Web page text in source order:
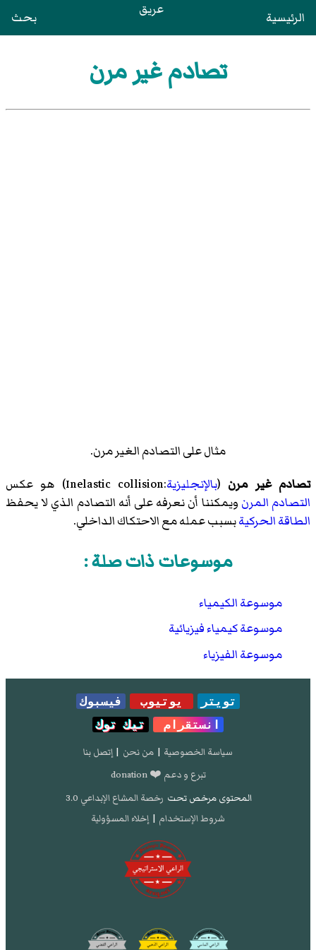
الرئيسية عريق بحث
تصادم غير مرن
مثال على التصادم الغير مرن.
تصادم غير مرن (بالإنجليزية:Inelastic collision) هو عكس
التصادم المرن ويمكننا أن نعرفه على أنه التصادم الذي لا يحفظ
الطاقة الحركيةبسبب عمله مع الاحتكاك الداخلي.
موسوعات ذات صلة :
موسوعة الكيمياء
موسوعة كيمياء فيزيائية
موسوعة الفيزياء
تويتر يوتيوب
فيسبوك
انستقرام
تيك توك
سياسة الخصوصية | من نحن | إتصل بنا
تبرع و دعم ❤️ donation
المحتوى مرخص تحت رخصة المشاع الإبداعي 3.0
شروط الإستخدام | إخلاء المسؤولية